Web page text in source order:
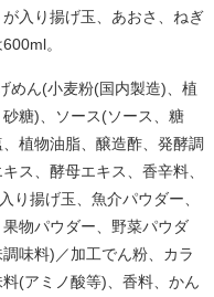
入り揚げ玉、あおさ、ねぎ
。
めん(小麦粉(国内製造)、植
糖)、ソース(ソース、糖
植物油脂、醸造酢、発酵調
ス、酵母エキス、香辛料、
り揚げ玉、魚介パウダー、
物パウダー、野菜パウダ
味料)／加工でん粉、カラ
(アミノ酸等)、香料、かん